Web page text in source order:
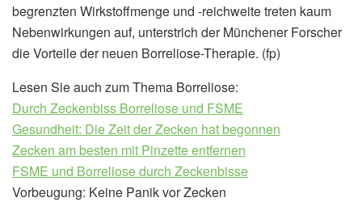
begrenzten Wirkstoffmenge und -reichweite treten kaum
Nebenwirkungen auf, unterstrich der Münchener Forscher
die Vorteile der neuen Borreliose-Therapie. (fp)
Lesen Sie auch zum Thema Borreliose:
Durch Zeckenbiss Borreliose und FSME
Gesundheit: Die Zeit der Zecken hat begonnen
Zecken am besten mit Pinzette entfernen
FSME und Borreliose durch Zeckenbisse
Vorbeugung: Keine Panik vor Zecken